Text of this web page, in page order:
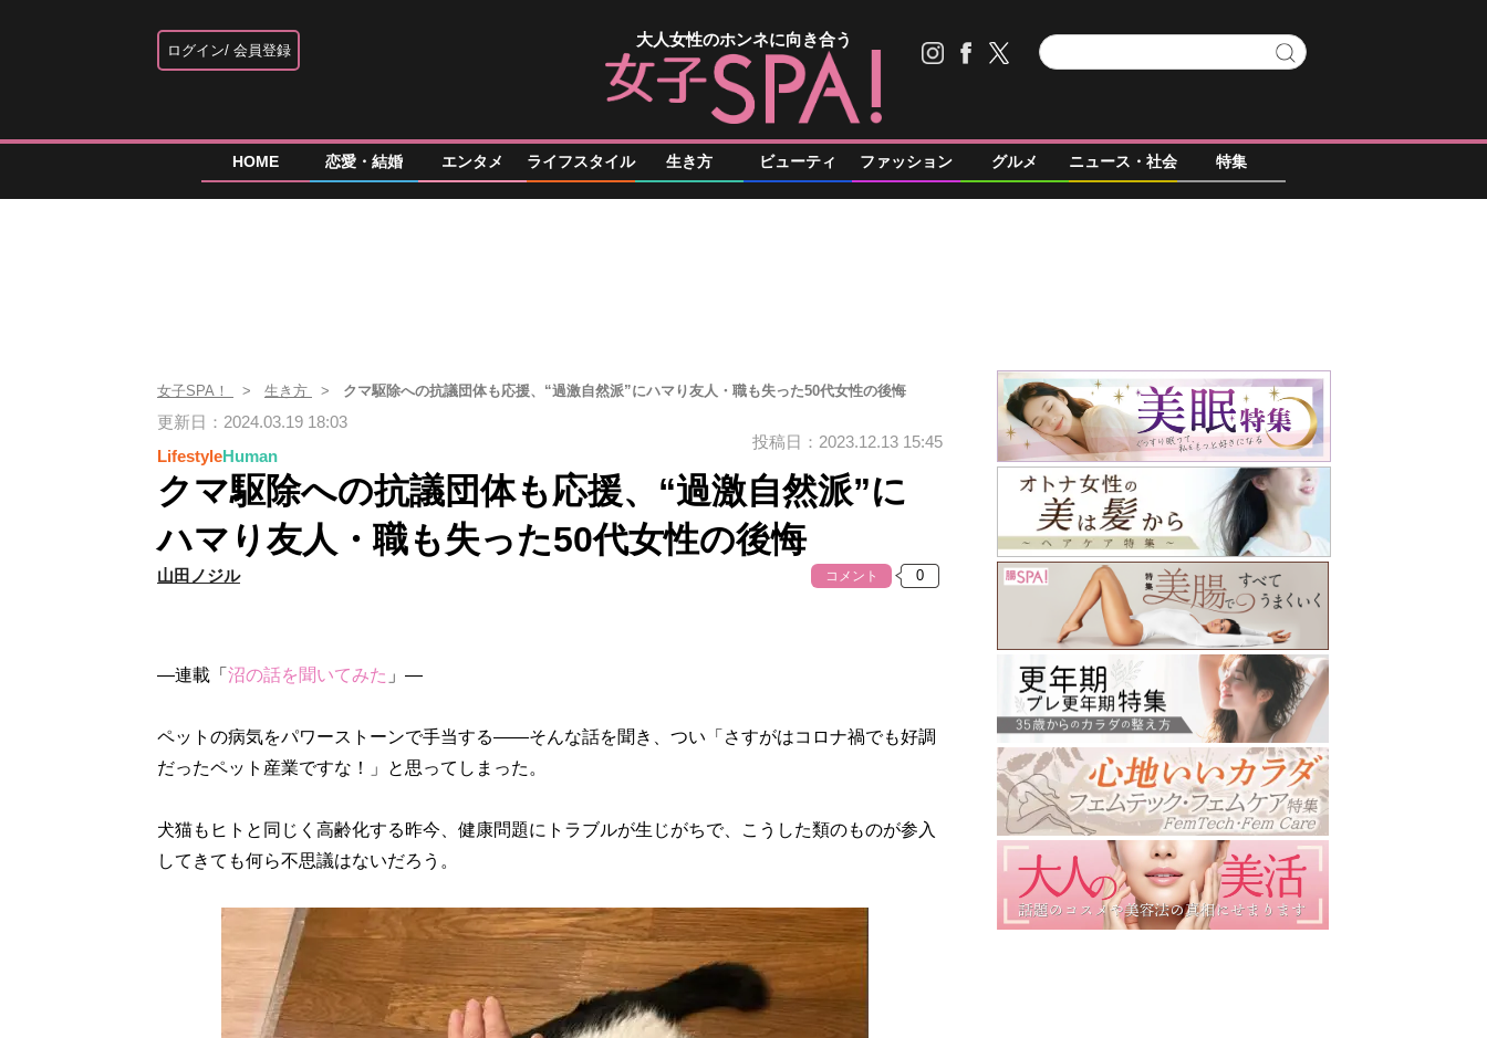
ログイン 会員登録
大人女性のホンネに向き合う
HOME 恋愛・結婚 エンタメ ライフスタイル 生き方 ビューティ ファッション グルメ ニュース・社会 特集
女子SPA！ 生き方 クマ駆除への抗議団体も応援、“過激自然派”にハマり友人・職も失った50代女性の後悔
更新日：2024.03.19 18:03
LifestyleHuman
投稿日：2023.12.13 15:45
クマ駆除への抗議団体も応援、“過激自然派”に
ハマり友人・職も失った50代女性の後悔
山田ノジル コメント
―連載「 沼の話を聞いてみた 」―
ペットの病気をパワーストーンで手当する――そんな話を聞き、つい「さすがはコロナ禍でも好調
だったペット産業ですな！」と思ってしまった。
犬猫もヒトと同じく高齢化する昨今、健康問題にトラブルが生じがちで、こうした類のものが参入
してきても何ら不思議はないだろう。